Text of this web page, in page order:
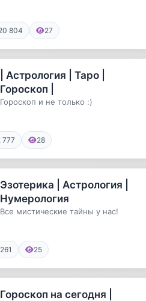
804 27
| Астрология | Таро |
Гороскоп |
Гороскоп и не только :)
777 28
Эзотерика | Астрология |
Нумерология
Все мистические тайны у нас!
25
Гороскоп на сегодня |